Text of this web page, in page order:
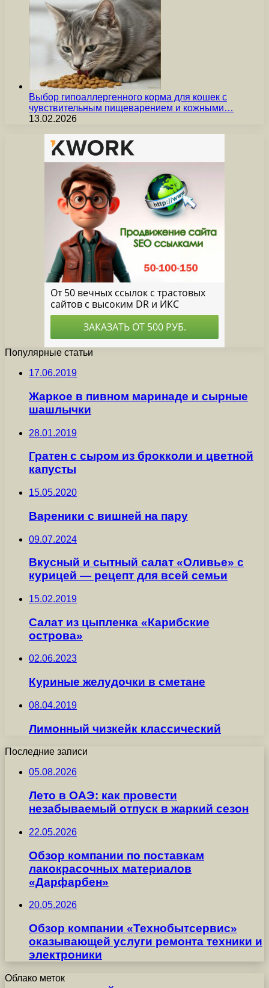
Выбор гипоаллергенного корма для кошек с
чувствительным пищеварением и кожными…
13.02.2026
Популярные статьи
17.06.2019
Жаркое в пивном маринаде и сырные
шашлычки
28.01.2019
Гратен с сыром из брокколи и цветной
капусты
15.05.2020
Вареники с вишней на пару
09.07.2024
Вкусный и сытный салат «Оливье» с
курицей — рецепт для всей семьи
15.02.2019
Салат из цыпленка «Карибские
острова»
02.06.2023
Куриные желудочки в сметане
08.04.2019
Лимонный чизкейк классический
Последние записи
05.08.2026
Лето в ОАЭ: как провести
незабываемый отпуск в жаркий сезон
22.05.2026
Обзор компании по поставкам
лакокрасочных материалов
«Дарфарбен»
20.05.2026
Обзор компании «Технобытсервис»
оказывающей услуги ремонта техники и
электроники
Облако меток